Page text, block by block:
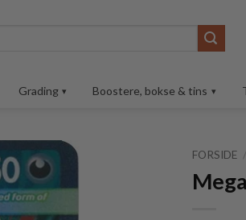
Grading Boostere, bokse & tins
Tilføj til
ønskeliste
FORSIDE /